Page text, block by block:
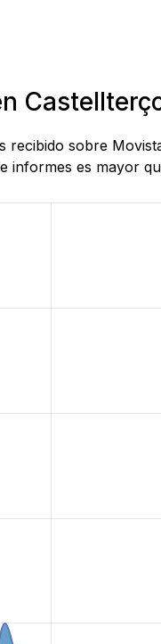
sobre
informes es mayor